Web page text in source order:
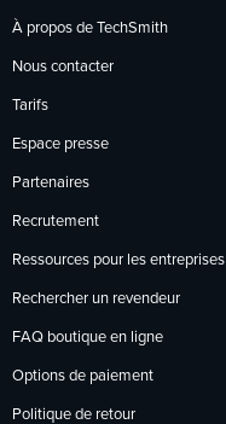
À propos de TechSmith
Nous contacter
Tarifs
Espace presse
Partenaires
Recrutement
Ressources pour les entreprises
Rechercher un revendeur
FAQ boutique en ligne
Options de paiement
Politique de retour